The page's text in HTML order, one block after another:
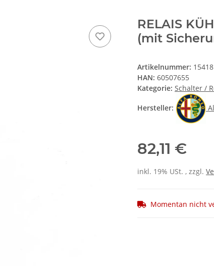
RELAIS
(mit
Artikelnummer: 15418
HAN: 60507655
Kategorie: Schalter /
Hersteller:
82,11 €
inkl. 19% USt. , zzgl.
Momentan nicht